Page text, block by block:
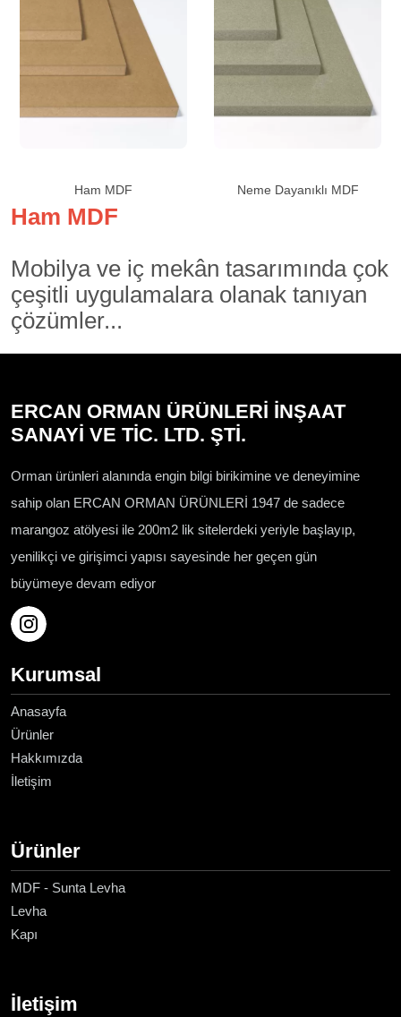
Ham MDF Neme Dayanıklı MDF
Ham MDF
Mobilya ve iç mekân tasarımında çok
çeşitli uygulamalara olanak tanıyan
çözümler...
ERCAN ORMAN ÜRÜNLERİ İNŞAAT
SANAYİ VE TİC. LTD. ŞTİ.
Orman ürünleri alanında engin bilgi birikimine ve deneyimine
sahip olan ERCAN ORMAN ÜRÜNLERİ 1947 de sadece
marangoz atölyesi ile 200m2 lik sitelerdeki yeriyle başlayıp,
yenilikçi ve girişimci yapısı sayesinde her geçen gün
büyümeye devam ediyor
Kurumsal
Anasayfa
Ürünler
Hakkımızda
İletişim
Ürünler
MDF - Sunta Levha
Levha
Kapı
İletişim